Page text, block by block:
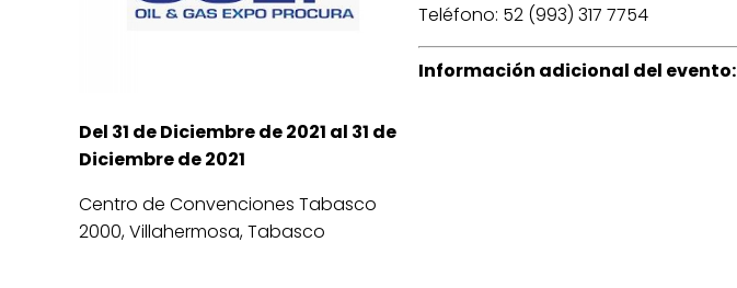
Del 31 de Diciembre de 2021 al 31 de
Diciembre de 2021
Centro de Convenciones Tabasco
2000, Villahermosa, Tabasco
Teléfono: 52 (993) 317 7754
Información adicional del evento: